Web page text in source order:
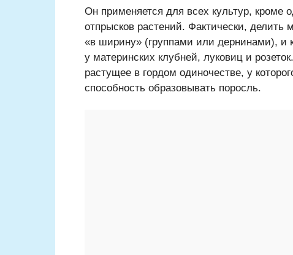
Он применяется для всех культур, кроме
отпрысков растений. Фактически,
«в ширину» (группами или дернинами), и
у материнских клубней, луковиц и
растущее в гордом одиночестве, у
способность образовывать поросль.